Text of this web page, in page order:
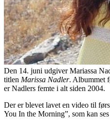
Den 14. juni udgiver Mariassa
titlen Marissa Nadler. Albummet
er Nadlers femte i alt siden 2004.
Der er blevet lavet en video til
You In the Morning”, som kan ses